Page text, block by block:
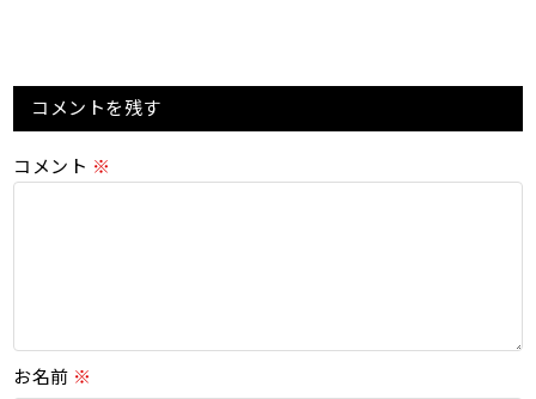
コメントを残す
コメント ※
お名前 ※